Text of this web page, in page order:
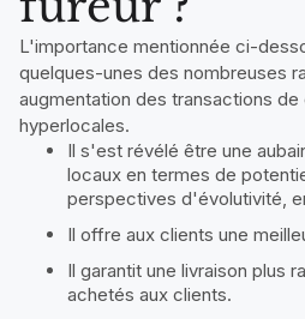
L'importance mentionnée ci-
quelques-unes des nombreuses
augmentation des transactions
hyperlocales.
Il s'est révélé être une
locaux en termes de
perspectives d'évolutivité,
Il offre aux clients une
Il garantit une livraison plus
achetés aux clients.